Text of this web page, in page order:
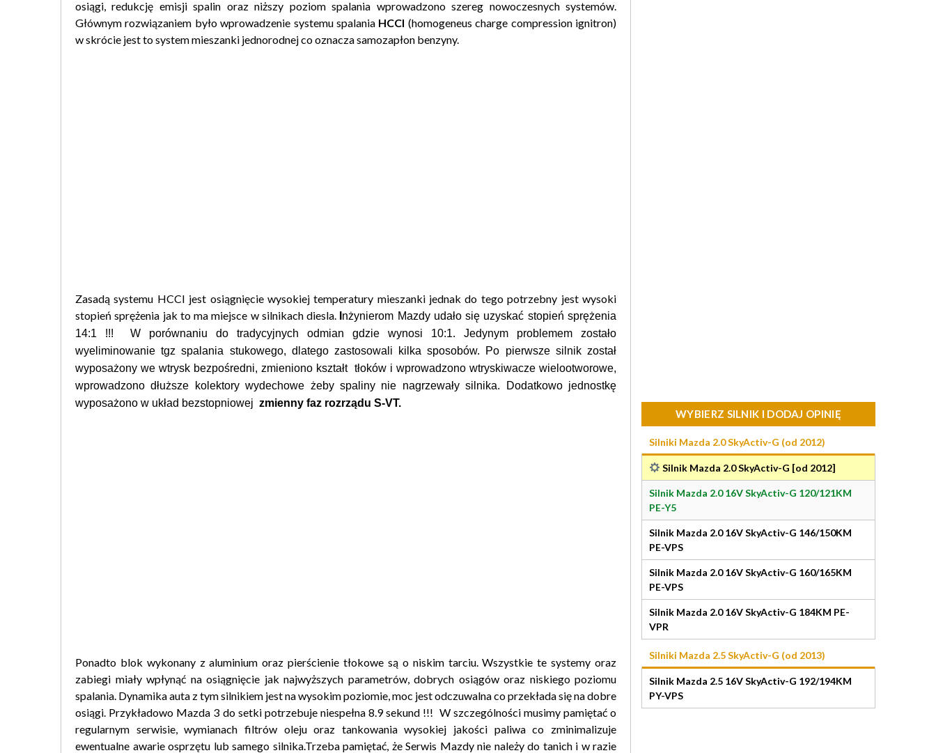
osiągi, redukcję emisji spalin oraz niższy poziom spalania wprowadzono szereg nowoczesnych systemów.
Głównym rozwiązaniem było wprowadzenie systemu spalania HCCI (homogeneus charge compression ignitron)
w skrócie jest to system mieszanki jednorodnej co oznacza samozapłon benzyny.
Zasadą systemu HCCI jest osiągnięcie wysokiej temperatury mieszanki jednak do tego potrzebny jest wysoki
stopień sprężenia jak to ma miejsce w silnikach diesla. nżynierom Mazdy udało się uzyskać stopień sprężenia
14:1 !!! W porównaniu do tradycyjnych odmian gdzie wynosi 10:1. Jedynym problemem zostało
wyeliminowanie tgz spalania stukowego, dlatego zastosowali kilka sposobów. Po pierwsze silnik został
wyposażony we wtrysk bezpośredni, zmieniono kształt tłoków i wprowadzono wtryskiwacze wielootworowe,
wprowadzono dłuższe kolektory wydechowe żeby spaliny nie nagrzewały silnika. Dodatkowo jednostkę
wyposażono w układ bezstopniowej zmienny faz rozrządu S-VT.
Ponadto blok wykonany z aluminium oraz pierścienie tłokowe są o niskim tarciu. Wszystkie te systemy oraz
zabiegi miały wpłynąć na osiągnięcie jak najwyższych parametrów, dobrych osiągów oraz niskiego poziomu
spalania. Dynamika auta z tym silnikiem jest na wysokim poziomie, moc jest odczuwalna co przekłada się na dobre
osiągi. Przykładowo Mazda 3 do setki potrzebuje niespełna 8.9 sekund !!! W szczególności musimy pamiętać o
regularnym serwisie, wymianach filtrów oleju oraz tankowania wysokiej jakości paliwa co zminimalizuje
ewentualne awarie osprzętu lub samego silnika.Trzeba pamiętać, że Serwis Mazdy nie należy do tanich i w razie
WYBIERZ SILNIK I DODAJ OPINIĘ
Silniki Mazda 2.0 SkyActiv-G (od 2012)
Silnik Mazda 2.0 SkyActiv-G [od 2012]
Silnik Mazda 2.0 16V SkyActiv-G 120/121KM
PE-Y5
Silnik Mazda 2.0 16V SkyActiv-G 146/150KM
PE-VPS
Silnik Mazda 2.0 16V SkyActiv-G 160/165KM
PE-VPS
Silnik Mazda 2.0 16V SkyActiv-G 184KM PE-
VPR
Silniki Mazda 2.5 SkyActiv-G (od 2013)
Silnik Mazda 2.5 16V SkyActiv-G 192/194KM
PY-VPS